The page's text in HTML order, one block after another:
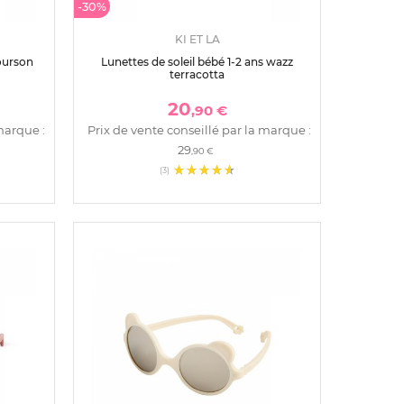
:
-30%
KI ET LA
Lunettes de soleil bébé 1-2 ans wazz
terracotta
20,90 €
Prix de vente conseillé par la marque :
29,90 €
(3)